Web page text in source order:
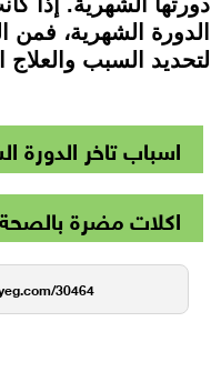
دورتها الشهرية. إذا
الدورة الشهرية،
لتحديد السبب
اسباب تاخر الدورة
اكلات مضرة بالصحة